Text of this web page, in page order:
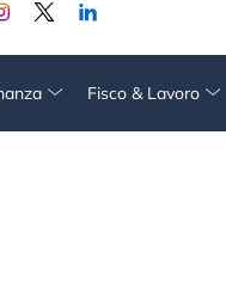
Fisco & Lavoro